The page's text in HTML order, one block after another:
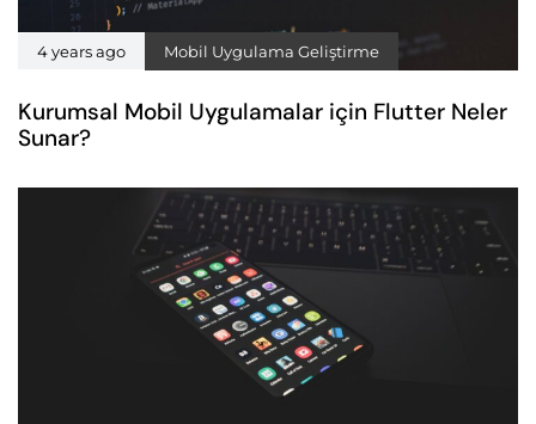
4 years ago Mobil Uygulama Geliştirme
Kurumsal Mobil Uygulamalar için Flutter Neler
Sunar?